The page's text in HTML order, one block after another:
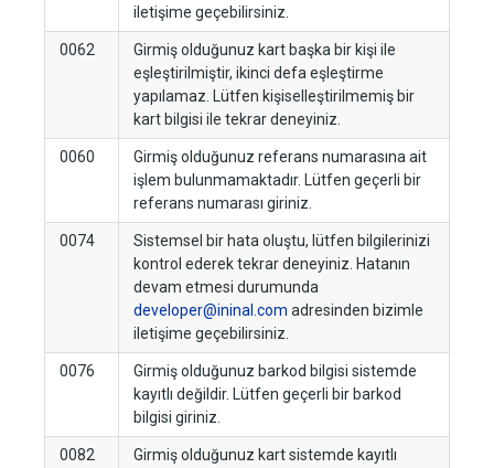
iletişime geçebilirsiniz.
0062
Girmiş olduğunuz kart başka bir kişi ile
eşleştirilmiştir, ikinci defa eşleştirme
yapılamaz. Lütfen kişiselleştirilmemiş bir
kart bilgisi ile tekrar deneyiniz.
0060
Girmiş olduğunuz referans numarasına ait
işlem bulunmamaktadır. Lütfen geçerli bir
referans numarası giriniz.
0074
Sistemsel bir hata oluştu, lütfen bilgilerinizi
kontrol ederek tekrar deneyiniz. Hatanın
devam etmesi durumunda
developer@ininal.com adresinden bizimle
iletişime geçebilirsiniz.
0076
Girmiş olduğunuz barkod bilgisi sistemde
kayıtlı değildir. Lütfen geçerli bir barkod
bilgisi giriniz.
0082
Girmiş olduğunuz kart sistemde kayıtlı